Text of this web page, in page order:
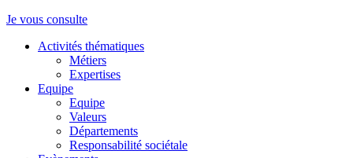
Je vous consulte
Activités thématiques
Métiers
Expertises
Equipe
Equipe
Valeurs
Départements
Responsabilité sociétale